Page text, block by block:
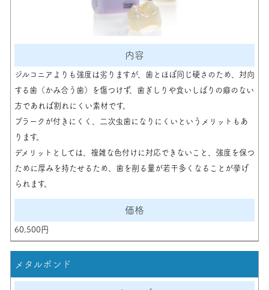
ジルコニアよりも強度は劣りますが、歯とほぼ同じ硬さのため、対向
する歯（かみ合う歯）を傷つけず、歯ぎしりや食いしばりの癖のない
方であれば割れにくい素材です。
プラークが付きにくく、二次虫歯になりにくいというメリットもあ
ります。
デメリットとしては、複雑な色付けに対応できないこと、強度を保つ
ために厚みを持たせるため、歯を削る量が若干多くなることが挙げ
られます。
60,500円
メタルボンド